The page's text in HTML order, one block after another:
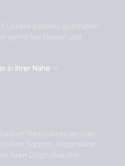
Dansk
Magyar
Українська
Unsere bestens geschulten
gerne bei kleinen und
in Ihrer Nähe
Ressourcen an oder
Support, Reparaturen
Ihren Originalhändler.